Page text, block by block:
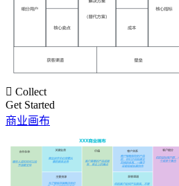
 Collect
Get Started
商业画布